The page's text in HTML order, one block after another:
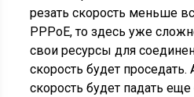
резать скорость меньше
PPPoE, то здесь уже
свои ресурсы для
скорость будет проседать.
скорость будет падать